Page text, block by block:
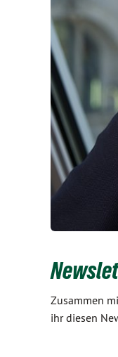
Zusammen
ihr diesen